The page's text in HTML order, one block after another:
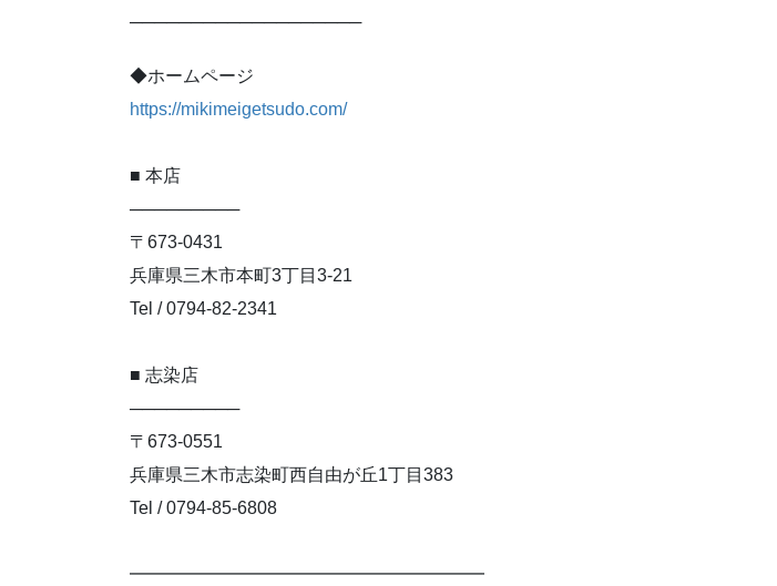
───────────────────
◆ホームページ
https://mikimeigetsudo.com/
■ 本店
─────────
〒673-0431
兵庫県三木市本町3丁目3-21
Tel / 0794-82-2341
■ 志染店
─────────
〒673-0551
兵庫県三木市志染町西自由が丘1丁目383
Tel / 0794-85-6808
━━━━━━━━━━━━━━━━━━━━